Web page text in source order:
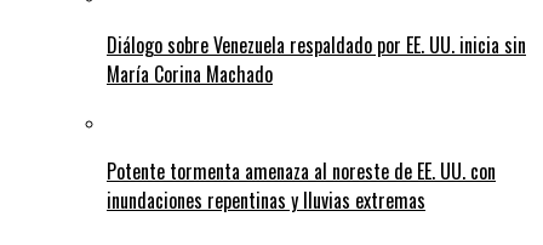
Diálogo sobre Venezuela respaldado por EE. UU. inicia sin
María Corina Machado
Potente tormenta amenaza al noreste de EE. UU. con
inundaciones repentinas y lluvias extremas